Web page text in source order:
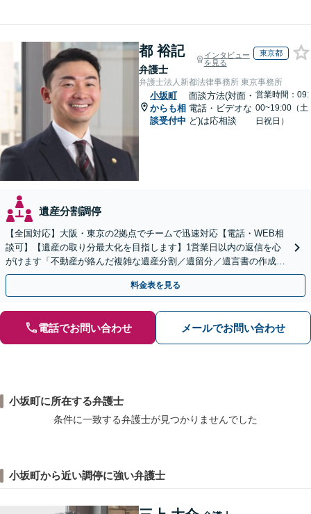
都 裕記
弁護士
インタビュー
を見る
東京都
弁護士法人新都法律事務所 東京事務所
小坂町
からも相
談受付中
面談方法(対面・
電話・ビデオな
ど)は応相談
営業時間：09:
00~19:00（土
日祝日）
遺産分割調停
【全国対応】大阪・東京の2拠点でチームで迅速対応【電話・WEB相
談可】【遺産の取り分最大化を目指します】1営業日以内の返信を心
がけます「不動産が絡んだ複雑な遺産分割／遺留分／遺言書の作成・
執行／事業承継など、お任せください」【休日相談あり】
料金表を見る
電話でお問い合わせ メールでお問い合わせ
小坂町に所在する弁護士
条件に一致する弁護士が見つかりませんでした
小坂町から近い調停に強い弁護士